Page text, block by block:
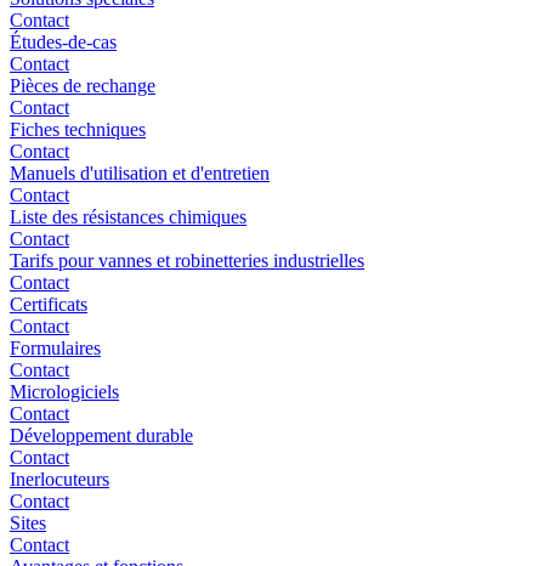
Contact
Études-de-cas
Contact
Pièces de rechange
Contact
Fiches techniques
Contact
Manuels d'utilisation et d'entretien
Contact
Liste des résistances chimiques
Contact
Tarifs pour vannes et robinetteries industrielles
Contact
Certificats
Contact
Formulaires
Contact
Micrologiciels
Contact
Développement durable
Contact
Inerlocuteurs
Contact
Sites
Contact